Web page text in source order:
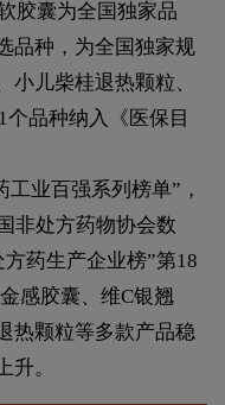
胶囊为全国独家品
品种，为全国独家规
儿柴桂退热颗粒、
品种纳入《医保目
业百强系列榜单”，
非处方药物协会数
药生产企业榜”第18
感胶囊、维C银翘
热颗粒等多款产品稳
升。